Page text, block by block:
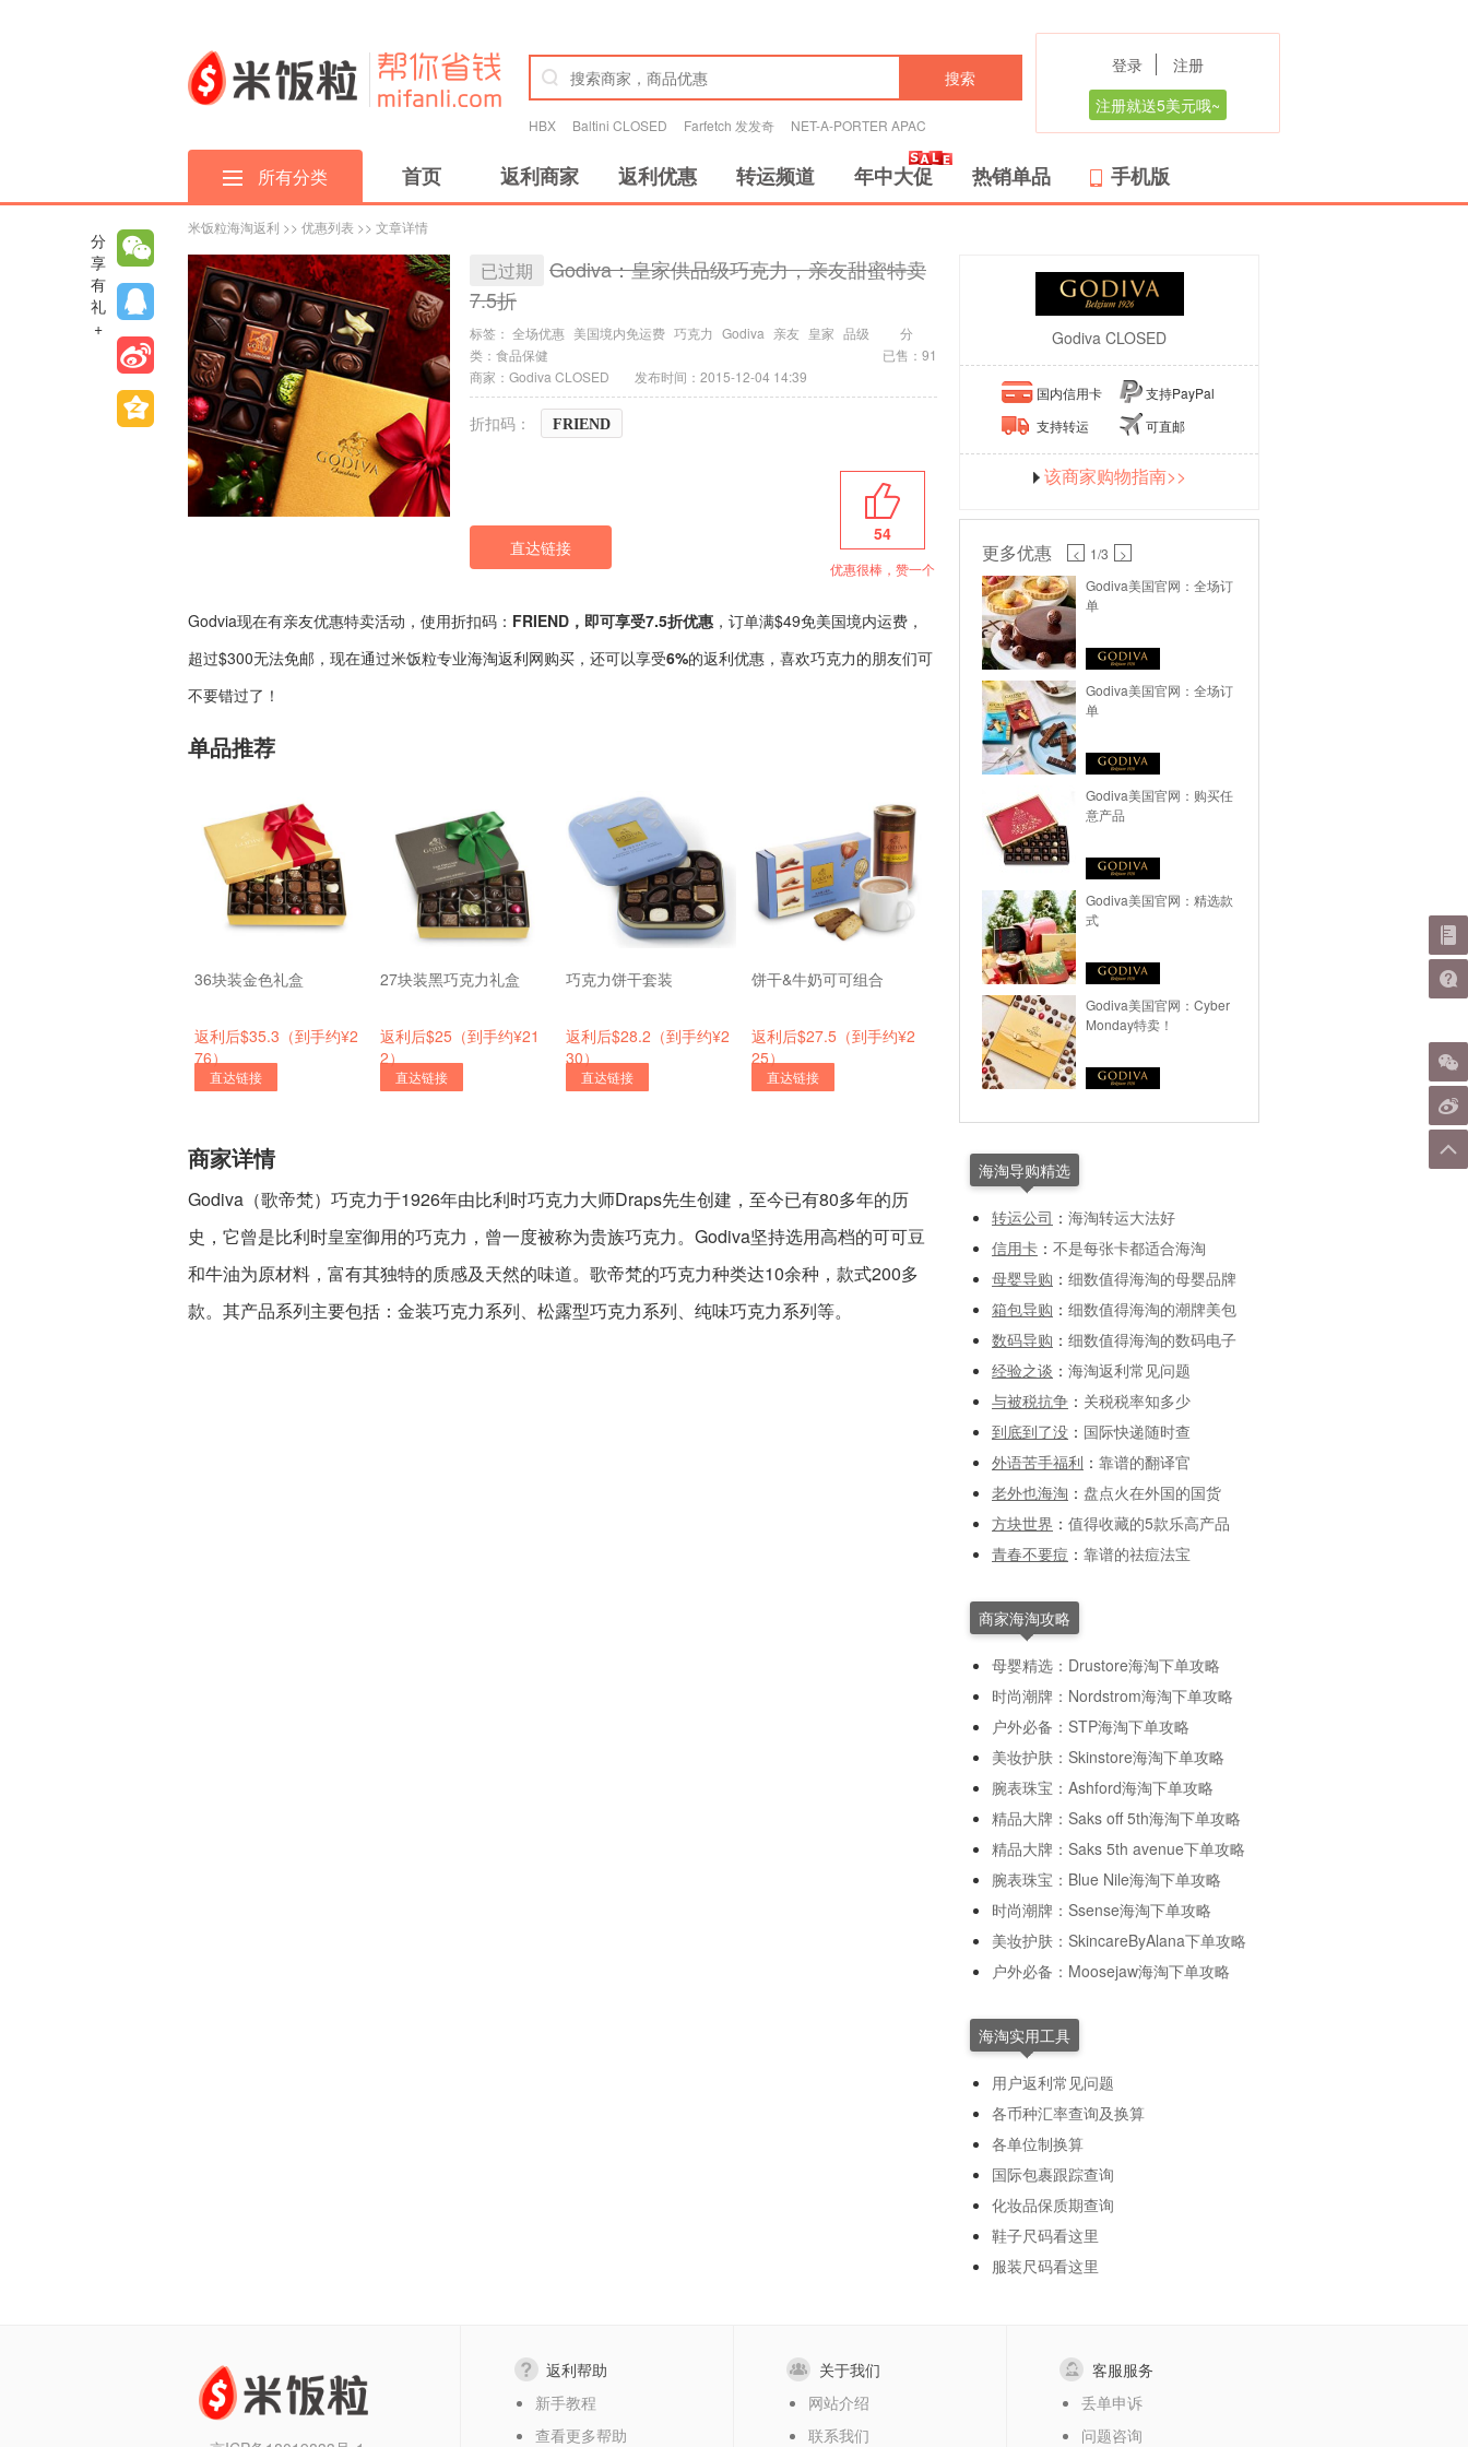
搜索
HBX Baltini CLOSED Farfetch 发发奇 NET-A-PORTER APAC
登录
注册
注册就送5美元哦~
所有分类 首页 返利商家 返利优惠 转运频道 年中大促 热销单品 手机版
米饭粒海淘返利 >> 优惠列表 >> 文章详情
已过期
Godiva：皇家供品级巧克力，亲友甜蜜特卖
7.5折
标签： 全场优惠 美国境内免运费 巧克力 Godiva 亲友 皇家 品级
分
类： 食品保健
已售：91
商家：Godiva CLOSED
发布时间：2015-12-04 14:39
折扣码： FRIEND
直达链接
54
优惠很棒，赞一个
Godvia现在有亲友优惠特卖活动，使用折扣码： FRIEND，即可享受7.5折优惠 ，订单满$49免美国境内运费，
超过$300无法免邮，现在通过米饭粒专业海淘返利网购买，还可以享受6%的返利优惠，喜欢巧克力的朋友们可
不要错过了！
单品推荐
36块装金色礼盒
返利后$35.3（到手约¥2
76）
直达链接
27块装黑巧克力礼盒
返利后$25（到手约¥21
2）
直达链接
巧克力饼干套装
返利后$28.2（到手约¥2
30）
直达链接
饼干&牛奶可可组合
返利后$27.5（到手约¥2
25）
直达链接
商家详情
Godiva（歌帝梵）巧克力于1926年由比利时巧克力大师Draps先生创建，至今已有80多年的历
史，它曾是比利时皇室御用的巧克力，曾一度被称为贵族巧克力。Godiva坚持选用高档的可可豆
和牛油为原材料，富有其独特的质感及天然的味道。歌帝梵的巧克力种类达10余种，款式200多
款。其产品系列主要包括：金装巧克力系列、松露型巧克力系列、纯味巧克力系列等。
Godiva CLOSED
国内信用卡
支持PayPal
支持转运
可直邮
该商家购物指南>>
更多优惠 < 1/3
>
Godiva美国官网：全场订
单
Godiva美国官网：全场订
单
Godiva美国官网：购买任
意产品
Godiva美国官网：精选款
式
Godiva美国官网：Cyber
Monday特卖！
海淘导购精选
转运公司 ： 海淘转运大法好
信用卡 ： 不是每张卡都适合海淘
母婴导购 ： 细数值得海淘的母婴品牌
箱包导购 ： 细数值得海淘的潮牌美包
数码导购 ： 细数值得海淘的数码电子
经验之谈 ： 海淘返利常见问题
与被税抗争 ： 关税税率知多少
到底到了没 ： 国际快递随时查
外语苦手福利 ： 靠谱的翻译官
老外也海淘 ： 盘点火在外国的国货
方块世界 ： 值得收藏的5款乐高产品
青春不要痘 ： 靠谱的祛痘法宝
商家海淘攻略
母婴精选：Drustore海淘下单攻略
时尚潮牌：Nordstrom海淘下单攻略
户外必备：STP海淘下单攻略
美妆护肤：Skinstore海淘下单攻略
腕表珠宝：Ashford海淘下单攻略
精品大牌：Saks off 5th海淘下单攻略
精品大牌：Saks 5th avenue下单攻略
腕表珠宝：Blue Nile海淘下单攻略
时尚潮牌：Ssense海淘下单攻略
美妆护肤：SkincareByAlana下单攻略
户外必备：Moosejaw海淘下单攻略
海淘实用工具
用户返利常见问题
各币种汇率查询及换算
各单位制换算
国际包裹跟踪查询
化妆品保质期查询
鞋子尺码看这里
服装尺码看这里
分
享
有
礼
+
返利帮助
新手教程
查看更多帮助
关于我们
网站介绍
联系我们
客服服务
丢单申诉
问题咨询